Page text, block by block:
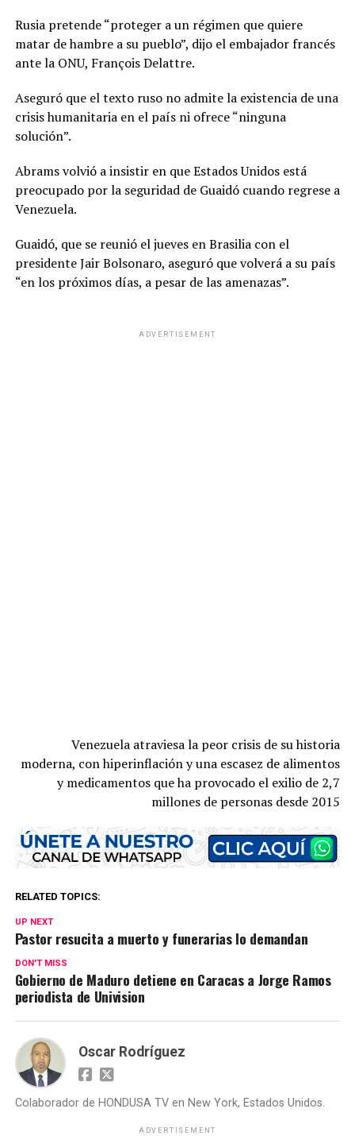
Rusia pretende “proteger a un régimen que quiere
matar de hambre a su pueblo”, dijo el embajador francés
ante la ONU, François Delattre.
Aseguró que el texto ruso no admite la existencia de una
crisis humanitaria en el país ni ofrece “ninguna
solución”.
Abrams volvió a insistir en que Estados Unidos está
preocupado por la seguridad de Guaidó cuando regrese a
Venezuela.
Guaidó, que se reunió el jueves en Brasilia con el
presidente Jair Bolsonaro, aseguró que volverá a su país
“en los próximos días, a pesar de las amenazas”.
ADVERTISEMENT
Venezuela atraviesa la peor crisis de su historia
moderna, con hiperinflación y una escasez de alimentos
y medicamentos que ha provocado el exilio de 2,7
millones de personas desde 2015
RELATED TOPICS:
UP NEXT
Pastor resucita a muerto y funerarias lo demandan
DON'T MISS
Gobierno de Maduro detiene en Caracas a Jorge Ramos
periodista de Univision
Oscar Rodríguez
Colaborador de HONDUSA TV en New York, Estados Unidos.
ADVERTISEMENT